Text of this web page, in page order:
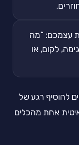
עצמכם: “מה
לקום, או
להוסיף רגע של
אחת מהכלים